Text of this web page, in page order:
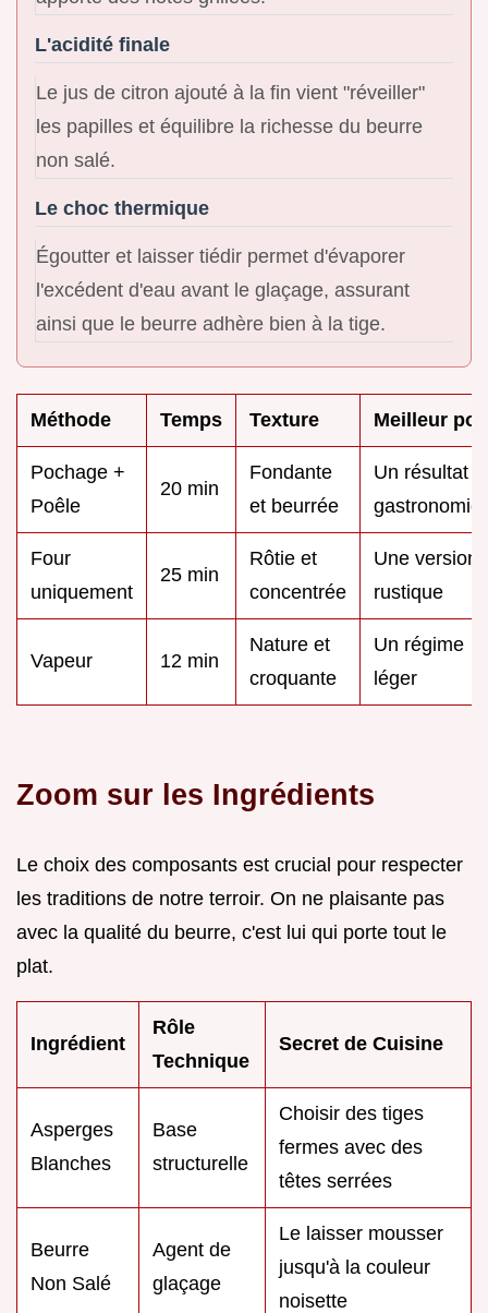
L'acidité finale
Le jus de citron ajouté à la fin vient "réveiller"
les papilles et équilibre la richesse du beurre
non salé.
Le choc thermique
Égoutter et laisser tiédir permet d'évaporer
l'excédent d'eau avant le glaçage, assurant
ainsi que le beurre adhère bien à la tige.
Méthode Temps Texture Meilleur
Pochage +
Poêle
20 min
Fondante
et beurrée
Un résultat
Four
uniquement
25 min
Rôtie et
concentrée
Une version
rustique
Vapeur 12 min
Nature et
croquante
Un régime
léger
Zoom sur les Ingrédients
Le choix des composants est crucial pour respecter
les traditions de notre terroir. On ne plaisante pas
avec la qualité du beurre, c'est lui qui porte tout le
plat.
Ingrédient
Rôle
Technique
Secret de Cuisine
Asperges
Blanches
Base
structurelle
Choisir des tiges
fermes avec des
têtes serrées
Beurre
Non Salé
Agent de
glaçage
Le laisser mousser
jusqu'à la couleur
noisette